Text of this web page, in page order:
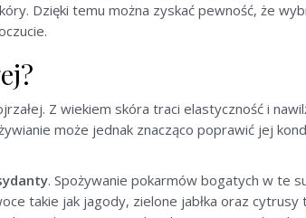
Dzięki temu można zyskać pewność, że
Z wiekiem skóra traci elastyczność i
może jednak znacząco poprawić jej
. Spożywanie pokarmów bogatych w te
takie jak jagody, zielone jabłka oraz cytrusy